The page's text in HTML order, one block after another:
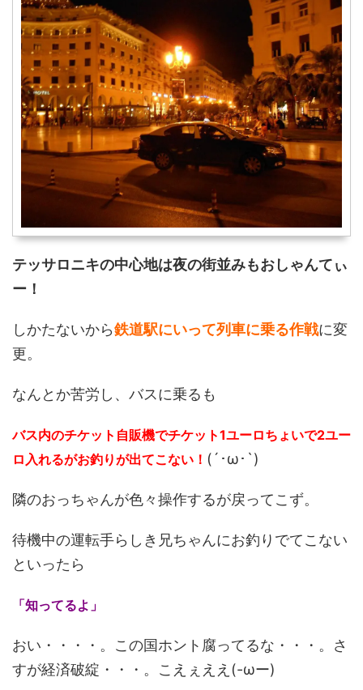
テッサロニキの中心地は夜の街並みもおしゃんてぃ
ー！
しかたないから鉄道駅にいって列車に乗る作戦に変
更。
なんとか苦労し、バスに乗るも
バス内のチケット自販機でチケット1ユーロちょいで2ユー
ロ入れるがお釣りが出てこない！ (´･ω･`)
隣のおっちゃんが色々操作するが戻ってこず。
待機中の運転手らしき兄ちゃんにお釣りでてこない
といったら
「知ってるよ」
おい・・・・。この国ホント腐ってるな・・・。さ
すが経済破綻・・・。こえぇええ(-ωー)